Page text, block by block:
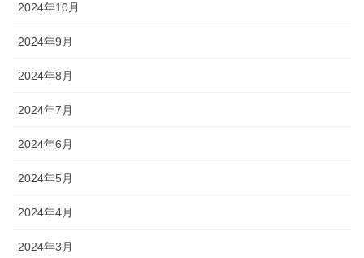
2024年10月
2024年9月
2024年8月
2024年7月
2024年6月
2024年5月
2024年4月
2024年3月